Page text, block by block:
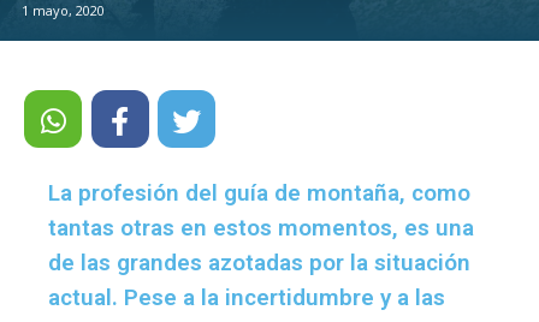
1 mayo, 2020
La profesión del guía de montaña, como
tantas otras en estos momentos, es una
de las grandes azotadas por la situación
actual. Pese a la incertidumbre y a las